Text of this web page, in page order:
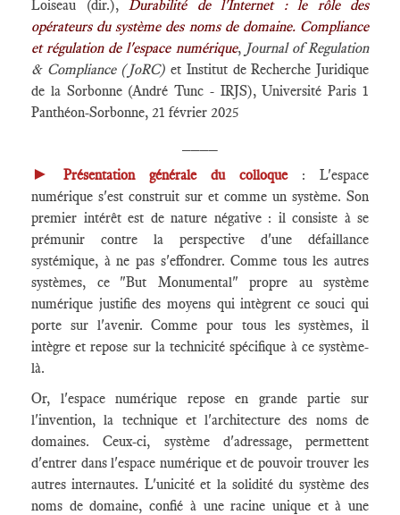
Loiseau (dir.), Durabilité de l'Internet : le rôle des
opérateurs du système des noms de domaine. Compliance
et régulation de l'espace numérique, Journal of Regulation
& Compliance (JoRC) et Institut de Recherche Juridique
de la Sorbonne (André Tunc - IRJS), Université Paris 1
Panthéon-Sorbonne, 21 février 2025
► Présentation générale du colloque: L'espace
numérique s'est construit sur et comme un système. Son
premier intérêt est de nature négative : il consiste à se
prémunir contre la perspective d'une défaillance
systémique, à ne pas s'effondrer. Comme tous les autres
systèmes, ce "But Monumental" propre au système
numérique justifie des moyens qui intègrent ce souci qui
porte sur l'avenir. Comme pour tous les systèmes, il
intègre et repose sur la technicité spécifique à ce système-
là.
Or, l'espace numérique repose en grande partie sur
l'invention, la technique et l'architecture des noms de
domaines. Ceux-ci, système d'adressage, permettent
d'entrer dans l'espace numérique et de pouvoir trouver les
autres internautes. L'unicité et la solidité du système des
noms de domaine, confié à une racine unique et à une